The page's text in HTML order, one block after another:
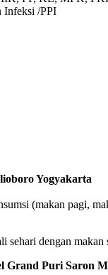
Infeksi /PPI
Yogyakarta
(makan pagi,
sehari dengan
Puri Saron